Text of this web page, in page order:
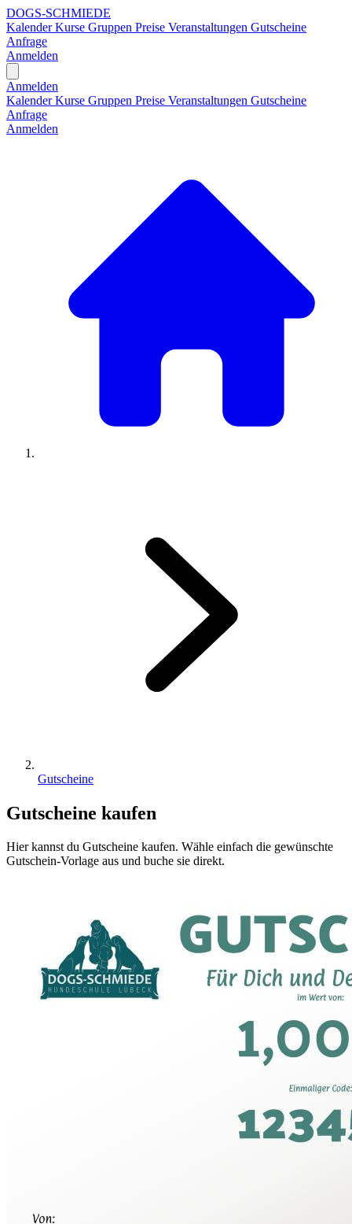
DOGS-SCHMIEDE
KalenderKurse Gruppen Preise Veranstaltungen Gutscheine
Anfrage
Anmelden
Anmelden
KalenderKurse Gruppen Preise Veranstaltungen Gutscheine
Anfrage
Anmelden
Gutscheine
Gutscheine kaufen
Hier kannst du Gutscheine kaufen. Wähle einfach die gewünschte
Gutschein-Vorlage aus und buche sie direkt.